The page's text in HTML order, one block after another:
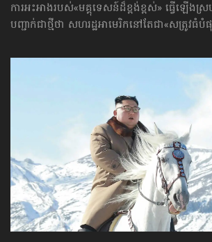
ការអះអាងរបស់«មគ្គុទេសន៍ដ៏ខ្ពង់ខ្ពស់» ធ្វើឡើងស្រ
បញ្ជាក់ជាថ្មីថា សហរដ្ឋអាមេរិកនៅតែជា«សត្រូវធំបំ